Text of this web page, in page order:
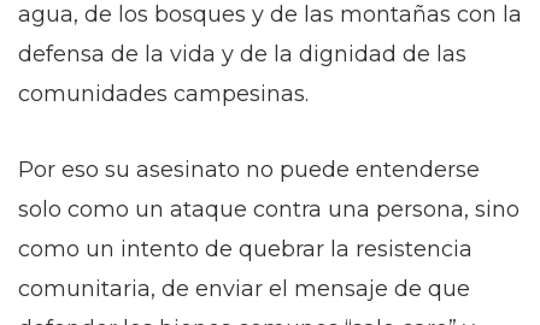
agua, de los bosques y de las montañas con la
defensa de la vida y de la dignidad de las
comunidades campesinas.
Por eso su asesinato no puede entenderse
solo como un ataque contra una persona, sino
como un intento de quebrar la resistencia
comunitaria, de enviar el mensaje de que